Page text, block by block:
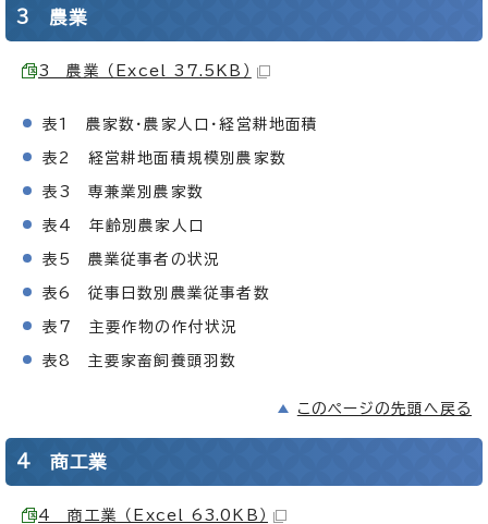
3 農業
3 農業 （Excel 37.5KB）
表1 農家数・農家人口・経営耕地面積
表2 経営耕地面積規模別農家数
表3 専兼業別農家数
表4 年齢別農家人口
表5 農業従事者の状況
表6 従事日数別農業従事者数
表7 主要作物の作付状況
表8 主要家畜飼養頭羽数
このページの先頭へ戻る
4 商工業
4 商工業 （Excel 63.0KB）